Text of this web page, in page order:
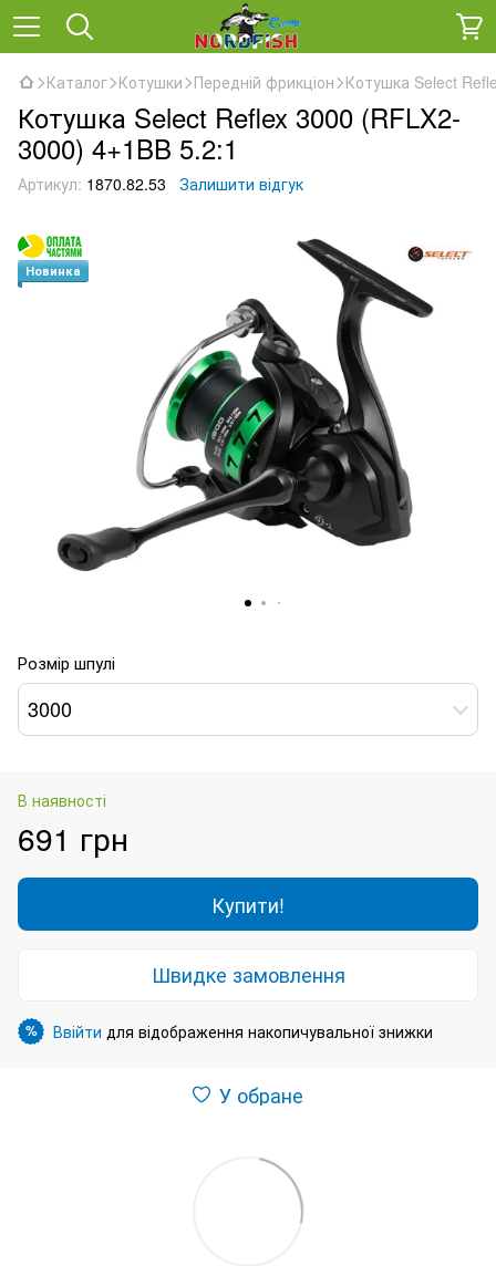
Каталог Котушки Передній фрикціон Котушка Select
Котушка Select Reflex 3000 (RFLX2-
3000) 4+1BB 5.2:1
Артикул: 1870.82.53 Залишити відгук
Новинка
Розмір шпулі
3000
В наявності
691 грн
Купити!
Швидке замовлення
% Ввійти для відображення накопичувальної знижки
У обране